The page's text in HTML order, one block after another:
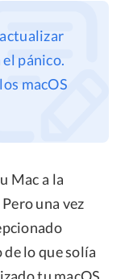
el pánico.
macOS
Mac a la
una vez
lo que solía